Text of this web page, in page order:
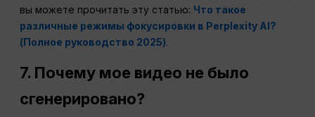
вы можете прочитать эту статью: Что такое
различные режимы фокусировки в Perplexity AI?
(Полное руководство 2025).
7. Почему мое видео не было
сгенерировано?